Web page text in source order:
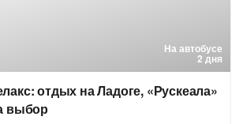
На автобусе
2 дня
отдых на Ладоге, «Рускеала»
выбор